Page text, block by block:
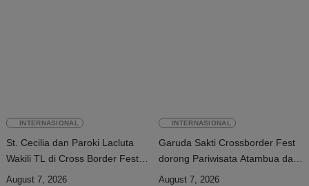
INTERNASIONAL
St. Cecilia dan Paroki Lacluta
Wakili TL di Cross Border Fest
August 7, 2026
INTERNASIONAL
Garuda Sakti Crossborder Fest
dorong Pariwisata Atambua dan
August 7, 2026